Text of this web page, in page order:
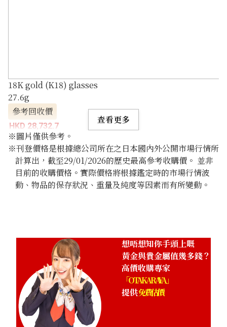
18K gold (K18) glasses
27.6g
參考回收價
HKD 28,732.7
查看更多
※圖片僅供參考。
※刊登價格是根據總公司所在之日本國內外公開市場行情所
計算出，截至29/01/2026的歷史最高參考收購價。 並非
目前的收購價格。實際價格將根據鑑定時的市場行情波
動、物品的保存狀況、重量及純度等因素而有所變動。
想唔想知你手頭上嘅
黃金與貴金屬值幾多錢？
高價收購專家
「OTAKARAYA」
提供免費估價